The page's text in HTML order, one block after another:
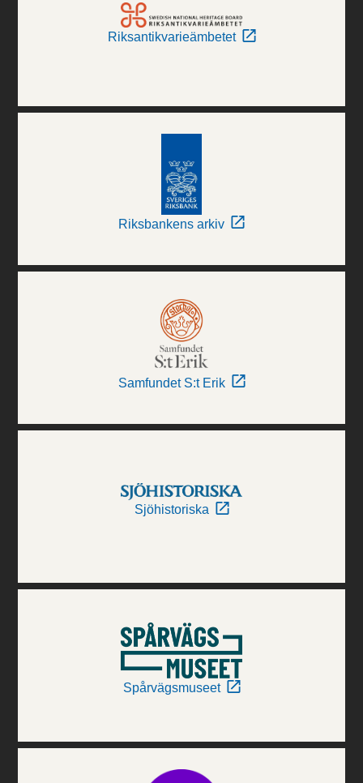
Riksantikvarieämbetet
Riksbankens arkiv
Samfundet S:t Erik
Sjöhistoriska
Spårvägsmuseet